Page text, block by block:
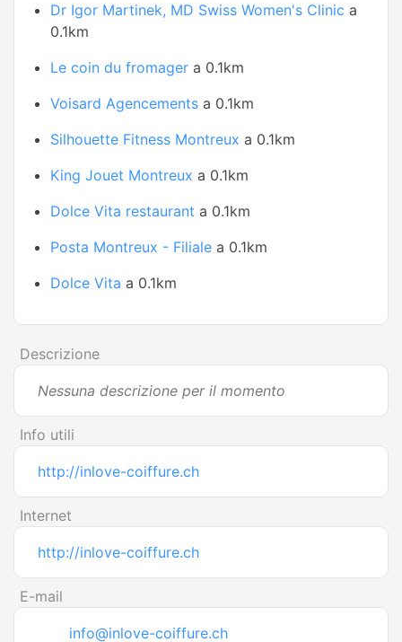
Dr Igor Martinek, MD Swiss Women's Clinic a
0.1km
Le coin du fromager a 0.1km
Voisard Agencements a 0.1km
Silhouette Fitness Montreux a 0.1km
King Jouet Montreux a 0.1km
Dolce Vita restaurant a 0.1km
Posta Montreux - Filiale a 0.1km
Dolce Vita a 0.1km
Descrizione
Nessuna descrizione per il momento
Info utili
http://inlove-coiffure.ch
Internet
http://inlove-coiffure.ch
E-mail
info@inlove-coiffure.ch